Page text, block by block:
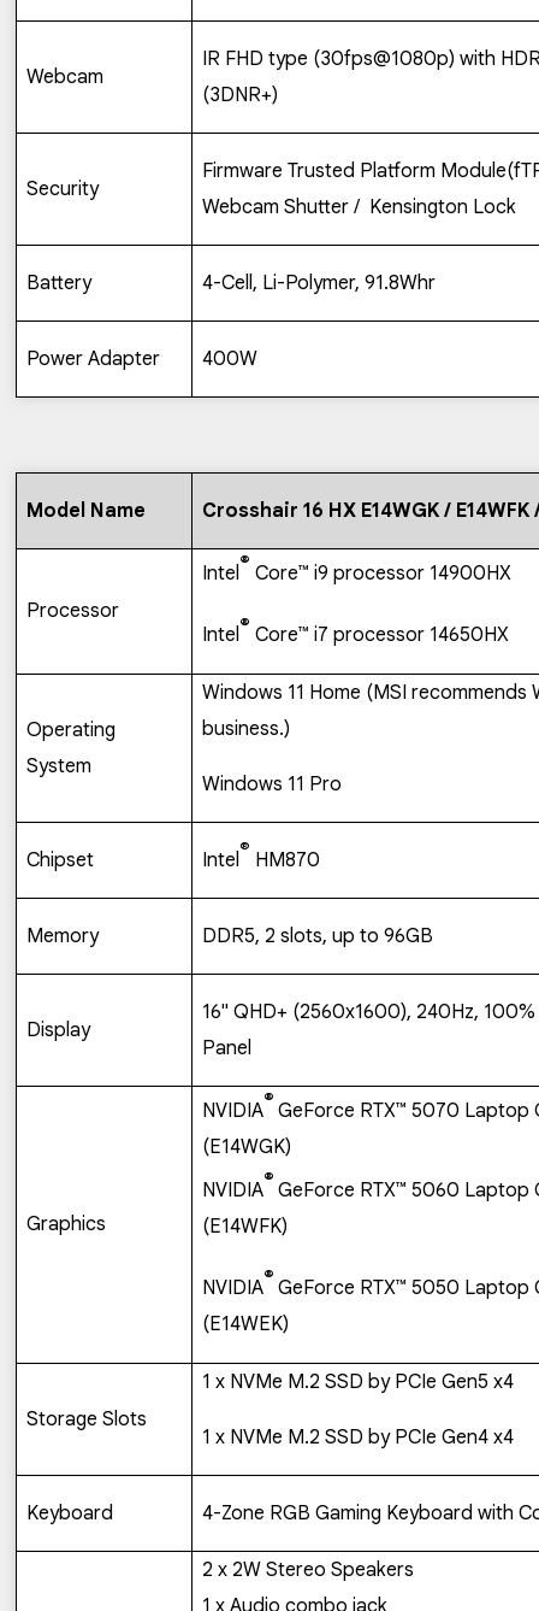
Webcam
IR FHD type (30fps@1080p) with
(3DNR+)
Security
Firmware Trusted Platform
Webcam Shutter / Kensington Lock
Battery 4-Cell, Li-Polymer, 91.8Whr
Power Adapter 400W
Model Name Crosshair 16 HX E14WGK / E14WFK
Processor
Intel ® Core™ i9 processor 14900HX
Intel® Core™ i7 processor 14650HX
Operating
System
Windows 11 Home (MSI recommends
business.)
Windows 11 Pro
Chipset Intel ® HM870
Memory DDR5, 2 slots, up to 96GB
Display
16" QHD+ (2560x1600), 240Hz,
Panel
Graphics
NVIDIA® GeForce RTX™ 5070 Laptop
(E14WGK)
NVIDIA® GeForce RTX™ 5060 Laptop
(E14WFK)
NVIDIA® GeForce RTX™ 5050 Laptop
(E14WEK)
Storage Slots
1 x NVMe M.2 SSD by PCIe Gen5 x4
1 x NVMe M.2 SSD by PCIe Gen4 x4
Keyboard 4-Zone RGB Gaming Keyboard with
2 x 2W Stereo Speakers
1 x Audio combo jack